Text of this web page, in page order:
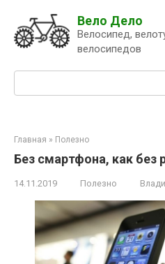
контенту
Вело Дело
Велосипед,
велосипедов
Главная » Полезно
Без смартфона, как без
14.11.2019 Полезно